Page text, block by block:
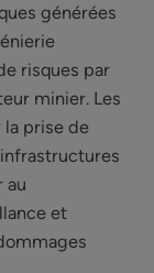
générées
risques par
minier. Les
prise de
au
et